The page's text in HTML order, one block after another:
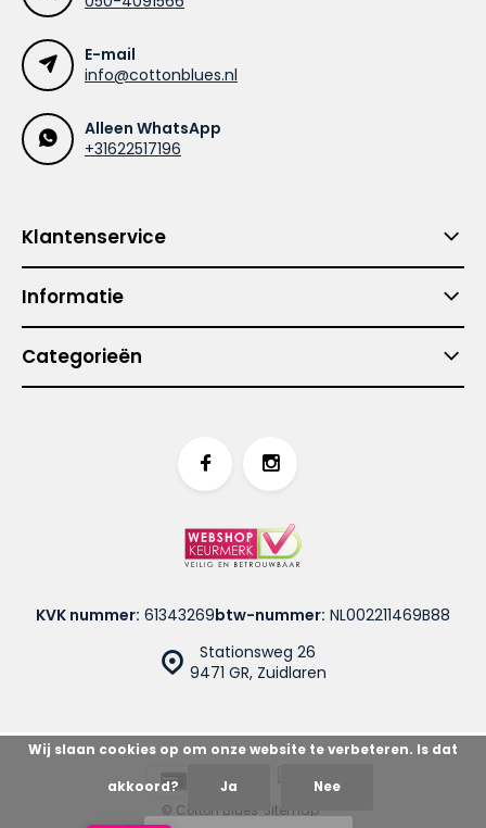
E-mail
info@cottonblues.nl
Alleen WhatsApp
+31622517196
Klantenservice
Informatie
Categorieën
Stationsweg 26
9471 GR, Zuidlaren
KVK nummer: 61343269btw-nummer: NL002211469B88
© Cotton Blues Sitemap
Wij slaan cookies op om onze website te verbeteren. Is dat
akkoord? Ja Nee